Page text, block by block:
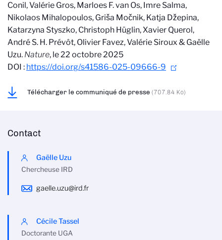
Conil, Valérie Gros, Marloes F. van Os, Imre Salma,
Nikolaos Mihalopoulos, Griša Močnik, Katja Džepina,
Katarzyna Styszko, Christoph Hüglin, Xavier Querol,
André S. H. Prévôt, Olivier Favez, Valérie Siroux & Gaëlle
Uzu. Nature, le 22 octobre 2025
DOI : https://doi.org/s41586-025-09666-9
Télécharger le communiqué de presse (707.84 Ko)
Contact
Gaëlle Uzu
Chercheuse IRD
gaelle.uzu@ird.fr
Cécile Tassel
Doctorante UGA